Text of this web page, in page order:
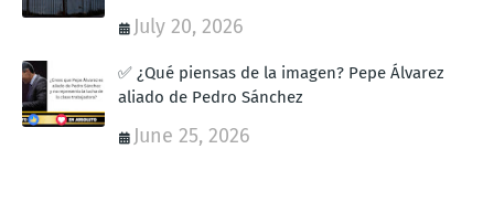
July 20, 2026
✅ ¿Qué piensas de la imagen? Pepe Álvarez
aliado de Pedro Sánchez
June 25, 2026